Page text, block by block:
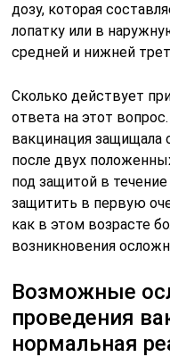
дозу, которая
лопатку или в
средней и нижней
Сколько действует
ответа на этот
вакцинация защищала
после двух
под защитой в
защитить в первую
как в этом возрасте
возникновения
Возможные
проведения
нормальная